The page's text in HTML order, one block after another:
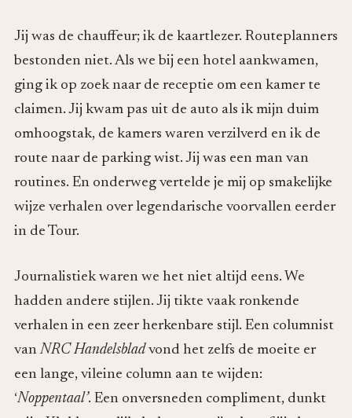
Jij was de chauffeur; ik de kaartlezer. Routeplanners
bestonden niet. Als we bij een hotel aankwamen,
ging ik op zoek naar de receptie om een kamer te
claimen. Jij kwam pas uit de auto als ik mijn duim
omhoogstak, de kamers waren verzilverd en ik de
route naar de parking wist. Jij was een man van
routines. En onderweg vertelde je mij op smakelijke
wijze verhalen over legendarische voorvallen eerder
in de Tour.
Journalistiek waren we het niet altijd eens. We
hadden andere stijlen. Jij tikte vaak ronkende
verhalen in een zeer herkenbare stijl. Een columnist
van NRC Handelsbladvond het zelfs de moeite er
een lange, vileine column aan te wijden:
‘Noppentaal’. Een onversneden compliment, dunkt